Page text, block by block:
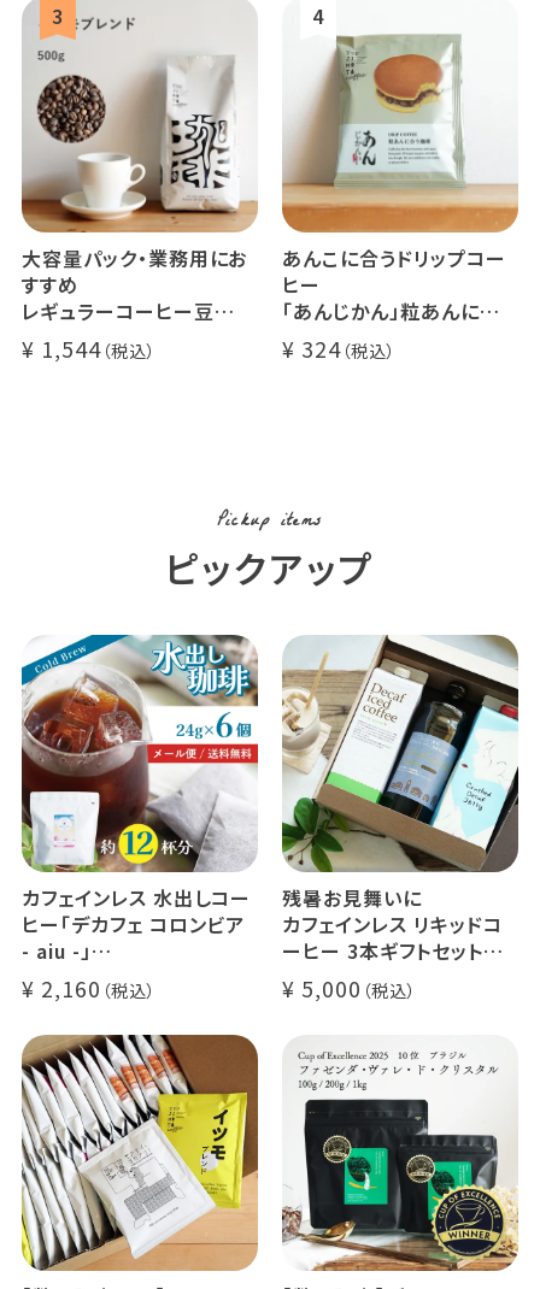
大容量パック・業務用にお
すすめ
レギュラーコーヒー豆
イツモブレンド 500g
1,544
あんこに合うドリップコー
ヒー
「あんじかん」粒あんに合う
珈琲 1杯分
324
Pickup items
ピックアップ
カフェインレス 水出しコー
ヒー「デカフェ コロンビア
- aiu -」
24g×6個（約12杯分）
マウンテンウォータープロ
セス カフェインレスコーヒ
ー豆100%使用 メール便
でお届け
2,160
残暑お見舞いに
カフェインレス リキッドコ
ーヒー 3本ギフトセット
クラッシュド デカフェ ゼリ
ー 1本
デカフェ オレベース【無
糖】1本
デカフェ アイスコーヒー 1
5,000